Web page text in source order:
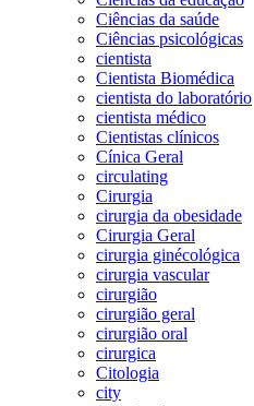
Ciências da saúde
Ciências psicológicas
cientista
Cientista Biomédica
cientista do laboratório
cientista médico
Cientistas clínicos
Cínica Geral
circulating
Cirurgia
cirurgia da obesidade
Cirurgia Geral
cirurgia ginécológica
cirurgia vascular
cirurgião
cirurgião geral
cirurgião oral
cirurgica
Citologia
city